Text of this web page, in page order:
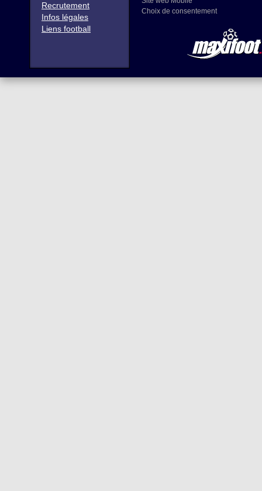
Recrutement
Infos légales
Liens football
Choix de consentement